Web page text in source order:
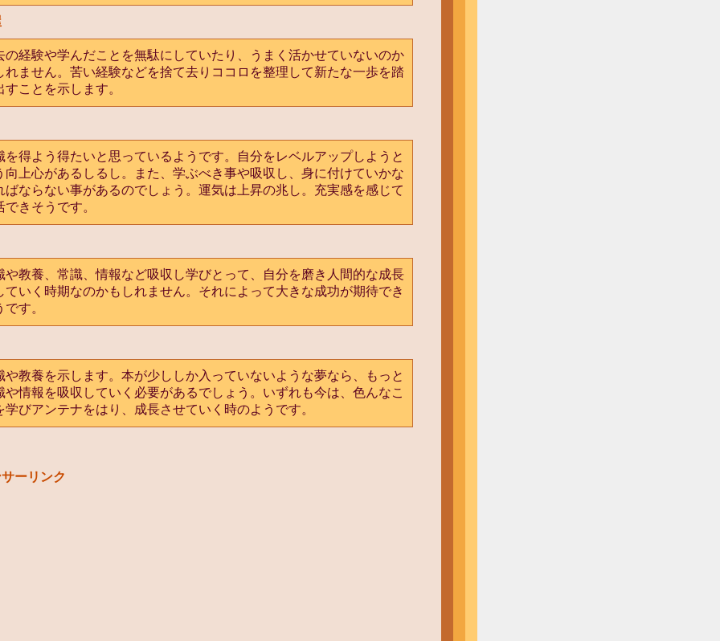
の経験や学んだことを無駄にしていたり、うまく活かせていないのか
れません。苦い経験などを捨て去りココロを整理して新たな一歩を踏
すことを示します。
を得よう得たいと思っているようです。自分をレベルアップしようと
向上心があるしるし。また、学ぶべき事や吸収し、身に付けていかな
ばならない事があるのでしょう。運気は上昇の兆し。充実感を感じて
できそうです。
や教養、常識、情報など吸収し学びとって、自分を磨き人間的な成長
ていく時期なのかもしれません。それによって大きな成功が期待でき
です。
や教養を示します。本が少ししか入っていないような夢なら、もっと
や情報を吸収していく必要があるでしょう。いずれも今は、色んなこ
学びアンテナをはり、成長させていく時のようです。
ーリンク